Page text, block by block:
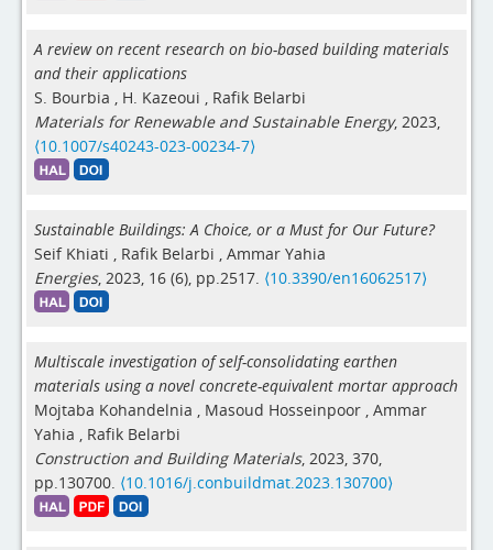
A review on recent research on bio-based building materials
and their applications
S. Bourbia , H. Kazeoui , Rafik Belarbi
Materials for Renewable and Sustainable Energy, 2023,
⟨10.1007/s40243-023-00234-7⟩
Sustainable Buildings: A Choice, or a Must for Our Future?
Seif Khiati , Rafik Belarbi , Ammar Yahia
Energies, 2023, 16 (6), pp.2517. ⟨10.3390/en16062517⟩
Multiscale investigation of self-consolidating earthen
materials using a novel concrete-equivalent mortar approach
Mojtaba Kohandelnia , Masoud Hosseinpoor , Ammar
Yahia , Rafik Belarbi
Construction and Building Materials, 2023, 370,
pp.130700. ⟨10.1016/j.conbuildmat.2023.130700⟩